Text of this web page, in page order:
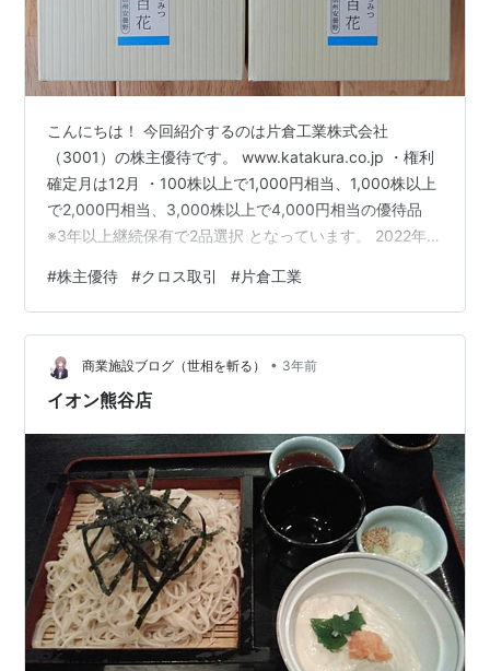
こんにちは！ 今回紹介するのは片倉工業株式会社
（3001）の株主優待です。 www.katakura.co.jp ・権利
確定月は12月 ・100株以上で1,000円相当、1,000株以上
で2,000円相当、3,000株以上で4,000円相当の優待品
※3年以上継続保有で2品選択 となっています。 2022年の
らの案内が2024年3月8日に2名義分、到着しました。 申
し込み期限が3月31日までと短いので注意です。 我が家
はいずれも国産はちみつ 180gを選択。5月11日に優待品
が届きました。 はちみつの味は選択できず、我…
#株主優待 #クロス取引 #片倉工業
商業施設ブログ（世相を斬る） • 3年前
イオン熊谷店